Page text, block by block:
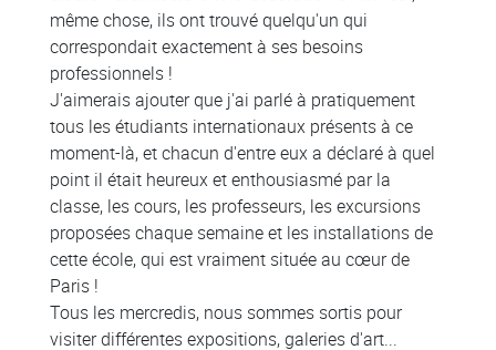
même chose, ils ont trouvé quelqu'un qui
correspondait exactement à ses besoins
professionnels !
J'aimerais ajouter que j'ai parlé à pratiquement
tous les étudiants internationaux présents à ce
moment-là, et chacun d'entre eux a déclaré à quel
point il était heureux et enthousiasmé par la
classe, les cours, les professeurs, les excursions
proposées chaque semaine et les installations de
cette école, qui est vraiment située au cœur de
Paris !
Tous les mercredis, nous sommes sortis pour
visiter différentes expositions, galeries d'art...